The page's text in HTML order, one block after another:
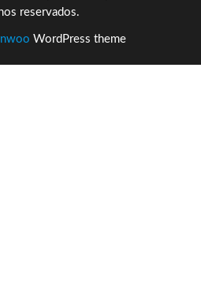
reservados.
WordPress theme